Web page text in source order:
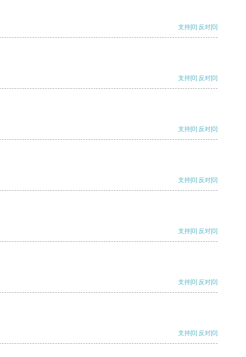
支持[0] 反对[0]
支持[0] 反对[0]
支持[0] 反对[0]
支持[0] 反对[0]
支持[0] 反对[0]
支持[0] 反对[0]
支持[0] 反对[0]